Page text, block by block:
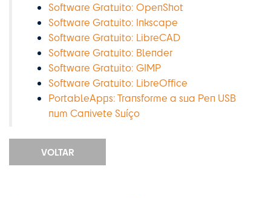
Software Gratuito: OpenShot
Software Gratuito: Inkscape
Software Gratuito: LibreCAD
Software Gratuito: Blender
Software Gratuito: GIMP
Software Gratuito: LibreOffice
PortableApps: Transforme a sua Pen USB
num Canivete Suíço
VOLTAR